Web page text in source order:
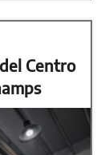
Centro